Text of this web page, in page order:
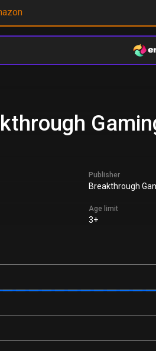
Publisher
Breakthrough
Age limit
3+